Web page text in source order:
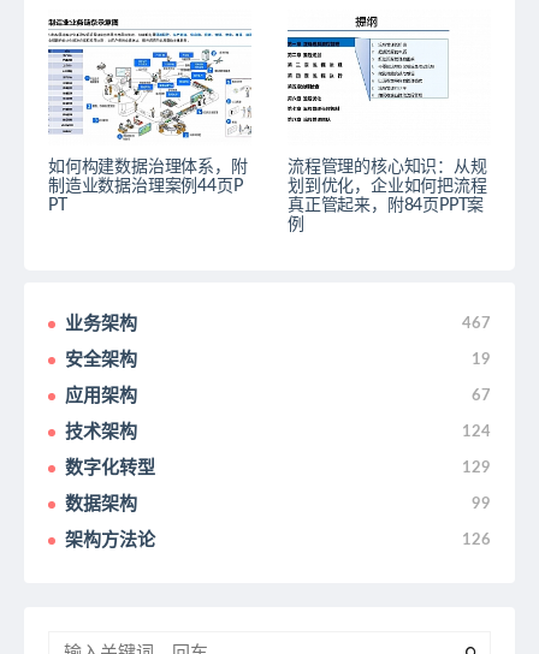
如何构建数据治理体系，附
制造业数据治理案例44页P
PT
流程管理的核心知识：从规
划到优化，企业如何把流程
真正管起来，附84页PPT案
例
业务架构 467
安全架构 19
应用架构 67
技术架构 124
数字化转型 129
数据架构 99
架构方法论 126